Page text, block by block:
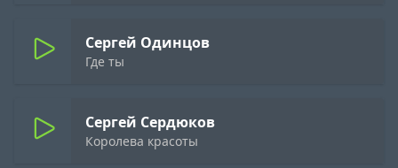
Сергей Одинцов
Где ты
Сергей Сердюков
Королева красоты